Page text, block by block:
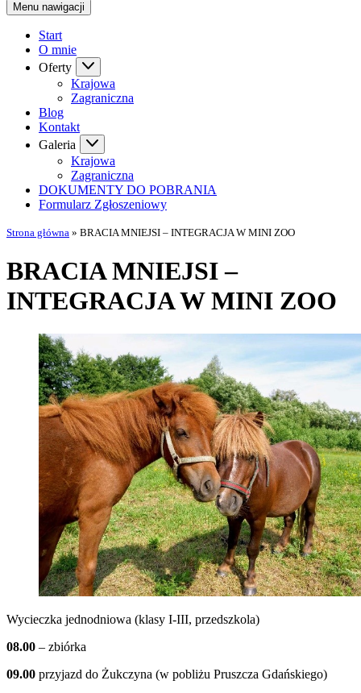
Menu nawigacji
Start
O mnie
Oferty
Krajowa
Zagraniczna
Blog
Kontakt
Galeria
Krajowa
Zagraniczna
DOKUMENTY DO POBRANIA
Formularz Zgłoszeniowy
Strona główna » BRACIA MNIEJSI – INTEGRACJA W MINI ZOO
BRACIA MNIEJSI –
INTEGRACJA W MINI ZOO
Wycieczka jednodniowa (klasy I-III, przedszkola)
08.00 – zbiórka
09.00 przyjazd do Żukczyna (w pobliżu Pruszcza Gdańskiego)